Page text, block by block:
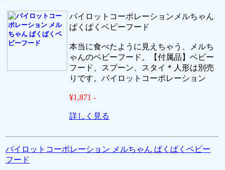
パイロットコーポレーションメルちゃん
ぱくぱくベビーフード
本当に食べたように見えちゃう、メルち
ゃんのベビーフード。【付属品】ベビー
フード、スプーン、スタイ＊人形は別売
りです。パイロットコーポレーション
¥1,871 -
詳しく見る
パイロットコーポレーション メルちゃん ぱくぱくベビー
フード